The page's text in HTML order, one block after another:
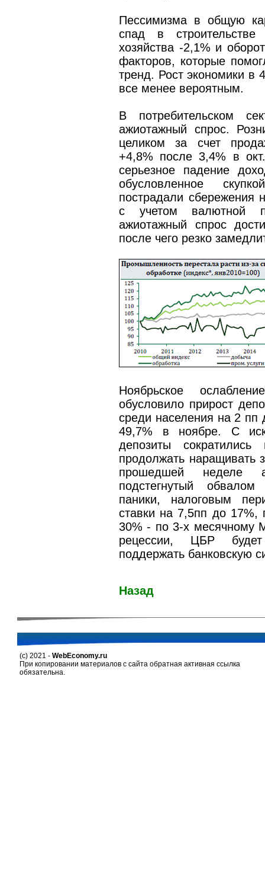
Пессимизма в общую
спад в
хозяйства -2,1% и
факторов, которые
тренд. Рост экономики в
все менее вероятным.
В потребительском
ажиотажный спрос.
целиком за счет
+4,8% после 3,4% в
серьезное падение
обусловленное
пострадали сбережения
с учетом валютной
ажиотажный спрос
после чего резко
Ноябрьское
обусловило прирост
среди населения на 2 пп
49,7% в ноябре. С
депозиты
продолжать наращивать
прошедшей неделе
подстегнутый
паники, налоговым
ставки на 7,5пп до 17%,
30% - по 3-х месячному
рецессии, ЦБР
поддержать банковскую
Назад
(c) 2021 - WebEconomy.ru
При копировании материалов с сайта обратная активная ссылка
обязательна.